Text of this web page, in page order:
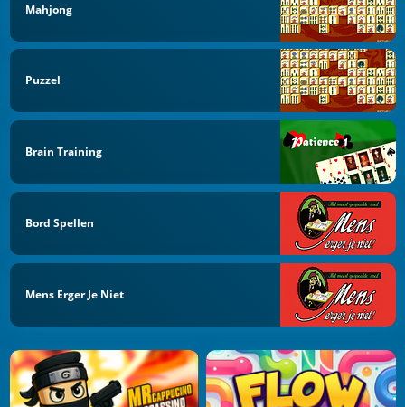
Mahjong
Puzzel
Brain Training
Bord Spellen
Mens Erger Je Niet